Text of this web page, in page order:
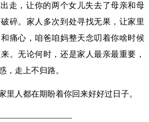
走，让你的两个女儿失去了母亲和母
碎。家人多次到处寻找无果，让家里
痛心，咱爸咱妈整天念叨着你啥时候
。无论何时，还是家人最亲最重要，
，走上不归路。
里人都在期盼着你回来好好过日子。